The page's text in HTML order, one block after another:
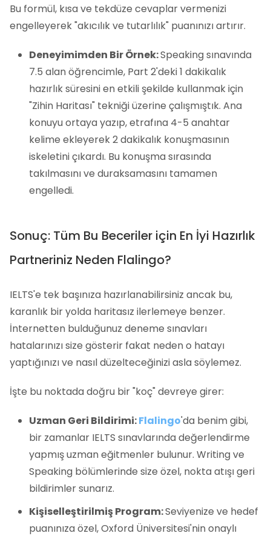
Bu formül, kısa ve tekdüze cevaplar vermenizi
engelleyerek "akıcılık ve tutarlılık" puanınızı artırır.
Deneyimimden Bir Örnek:Speaking sınavında
7.5 alan öğrencimle, Part 2'deki 1 dakikalık
hazırlık süresini en etkili şekilde kullanmak için
"Zihin Haritası" tekniği üzerine çalışmıştık. Ana
konuyu ortaya yazıp, etrafına 4-5 anahtar
kelime ekleyerek 2 dakikalık konuşmasının
iskeletini çıkardı. Bu konuşma sırasında
takılmasını ve duraksamasını tamamen
engelledi.
Sonuç: Tüm Bu Beceriler için En İyi Hazırlık
Partneriniz Neden Flalingo?
IELTS'e tek başınıza hazırlanabilirsiniz ancak bu,
karanlık bir yolda haritasız ilerlemeye benzer.
İnternetten bulduğunuz deneme sınavları
hatalarınızı size gösterir fakat neden o hatayı
yaptığınızı ve nasıl düzelteceğinizi asla söylemez.
İşte bu noktada doğru bir "koç" devreye girer:
Uzman Geri Bildirimi:Flalingo'da benim gibi,
bir zamanlar IELTS sınavlarında değerlendirme
yapmış uzman eğitmenler bulunur. Writing ve
Speaking bölümlerinde size özel, nokta atışı geri
bildirimler sunarız.
Kişiselleştirilmiş Program:Seviyenize ve hedef
puanınıza özel, Oxford Üniversitesi'nin onaylı